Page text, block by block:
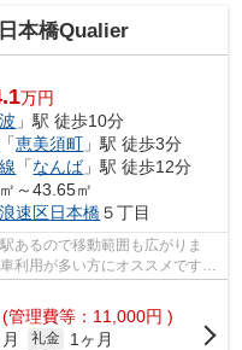
本橋Qualier
万円
」駅 徒歩10分
「恵美須町 」駅 徒歩3分
「なんば」駅 徒歩12分
～43.65㎡
速区日本橋５丁目
あるので移動範囲も広がりま
利用が多い方にオススメです。
(管理費等：11,000円 )
礼金
1ヶ月